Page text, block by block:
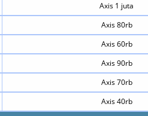
Axis 1 juta
Axis 80rb
Axis 60rb
Axis 90rb
Axis 70rb
Axis 40rb